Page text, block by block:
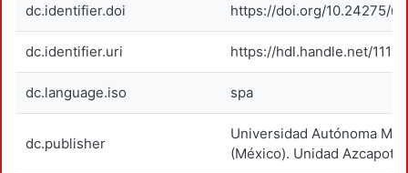
dc.identifier.doi https://doi.org/10.24275/
dc.identifier.uri https://hdl.handle.net/
dc.language.iso spa
dc.publisher
Universidad Autónoma
(México). Unidad